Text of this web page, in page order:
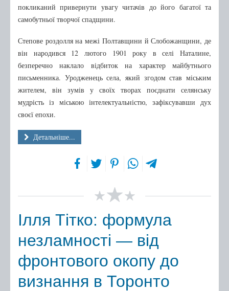
покликаний привернути увагу читачів до його багатої та
самобутньої творчої спадщини.
Степове роздолля на межі Полтавщини й Слобожанщини, де
він народився 12 лютого 1901 року в селі Наталине,
безперечно наклало відбиток на характер майбутнього
письменника. Уродженець села, який згодом став міським
жителем, він зумів у своїх творах поєднати селянську
мудрість із міською інтелектуальністю, зафіксувавши дух
своєї епохи.
Детальніше...
Ілля Тітко: формула
незламності — від
фронтового окопу до
визнання в Торонто